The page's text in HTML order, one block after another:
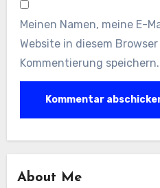
Meinen Namen, meine E-
Website in diesem
Kommentierung speichern.
About Me